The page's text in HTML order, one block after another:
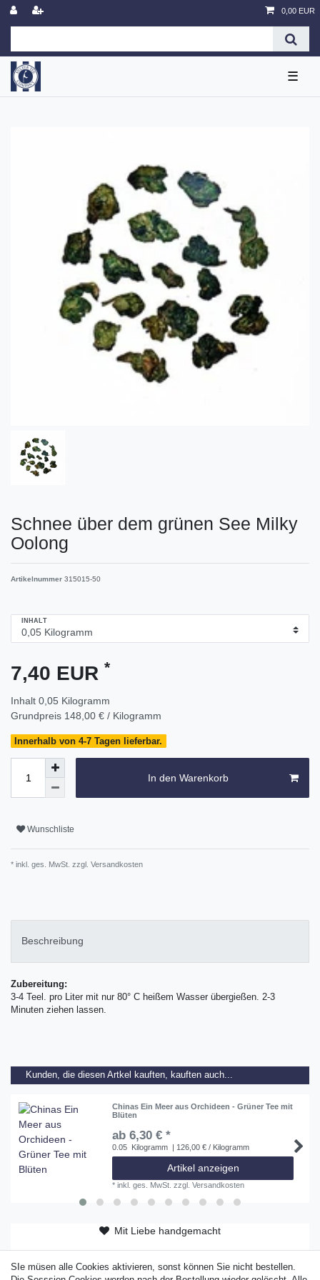
0,00 EUR
☰
Schnee über dem grünen See Milky
Oolong
Artikelnummer 315015-50
INHALT
7,40 EUR *
Inhalt 0,05 Kilogramm
Grundpreis 148,00 € / Kilogramm
Innerhalb von 4-7 Tagen lieferbar.
In den Warenkorb
Wunschliste
* inkl. ges. MwSt. zzgl. Versandkosten
Beschreibung
Zubereitung:
3-4 Teel. pro Liter mit nur 80° C heißem Wasser übergießen. 2-3
Minuten ziehen lassen.
Kunden, die diesen Artkel kauften, kauften auch...
Chinas Ein Meer aus Orchideen - Grüner Tee mit
Blüten
ab 6,30 € *
0.05 Kilogramm | 126,00 € / Kilogramm
Artikel anzeigen
*inkl. ges. MwSt. zzgl.Versandkosten
Mit Liebe handgemacht
SIe müsen alle Cookies aktivieren, sonst können Sie nicht bestellen.